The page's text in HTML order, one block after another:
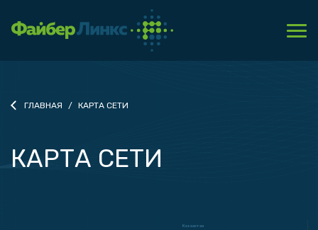
ГЛАВНАЯ КАРТА СЕТИ
КАРТА СЕТИ
Казахстан